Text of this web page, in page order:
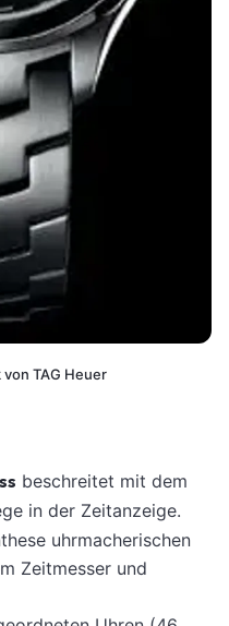
TAG Heuer
beschreitet mit dem
in der Zeitanzeige.
uhrmacherischen
Zeitmesser und